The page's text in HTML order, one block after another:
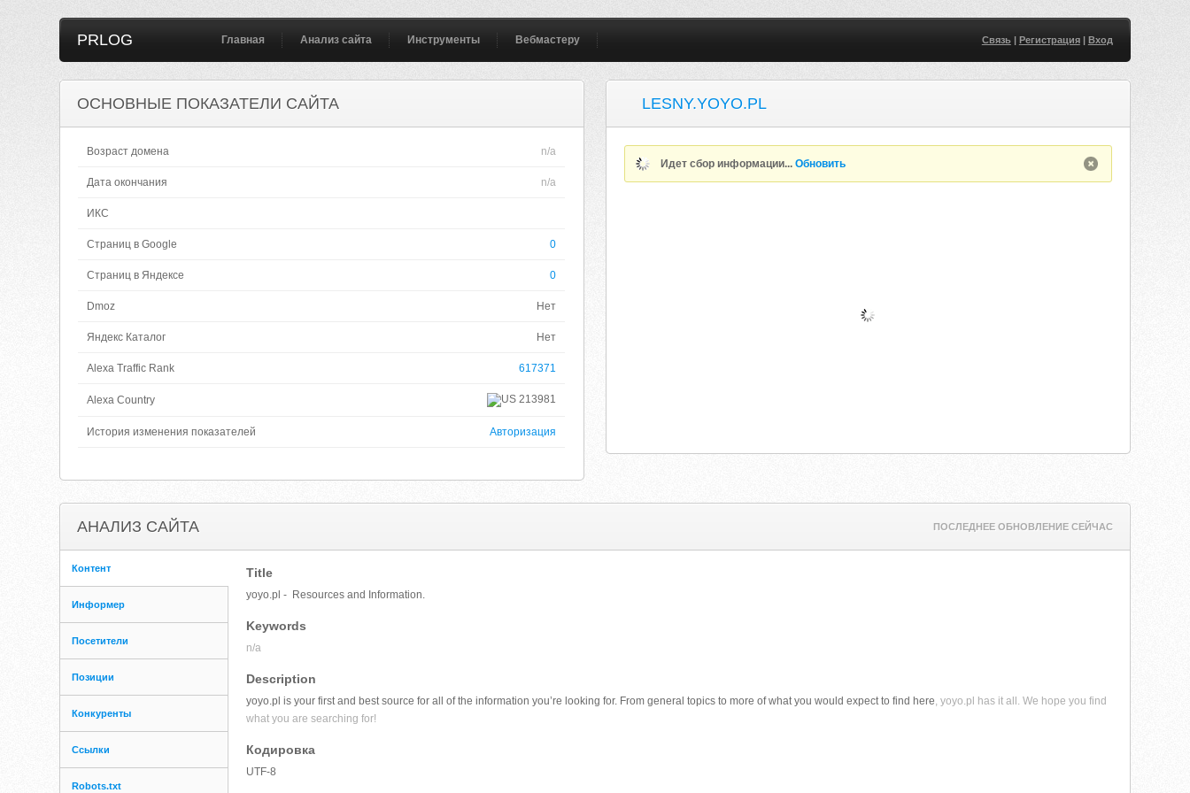
PRLOG Главная Анализ сайта Инструменты Вебмастеру Связь| Регистрация| Вход
ОСНОВНЫЕ ПОКАЗАТЕЛИ САЙТА
Возраст домена n/a
Дата окончания n/a
ИКС
Страниц в Google 0
Страниц в Яндексе 0
Dmoz Нет
Яндекс Каталог Нет
Alexa Traffic Rank 617371
Alexa Country 213981
История изменения показателей Авторизация
LESNY.YOYO.PL
Идет сбор информации...Обновить
АНАЛИЗ САЙТА ПОСЛЕДНЕЕ ОБНОВЛЕНИЕ СЕЙЧАС
Контент
Информер
Посетители
Позиции
Конкуренты
Ссылки
Robots.txt
Title
yoyo.pl - Resources and Information.
Keywords
n/a
Description
yoyo.pl is your first and best source for all of the information you’re looking for. From general topics to more of what you would expect to find here, yoyo.pl has it all. We hope you find
what you are searching for!
Кодировка
UTF-8